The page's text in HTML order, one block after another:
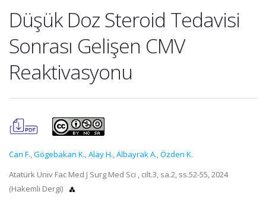
Düşük Doz Steroid Tedavisi
Sonrası Gelişen CMV
Reaktivasyonu
Can F.,Gögebakan K.,Alay H.,Albayrak A.,Özden K.
Atatürk Univ Fac Med J Surg Med Sci , cilt.3, sa.2, ss.52-55, 2024
(Hakemli Dergi)